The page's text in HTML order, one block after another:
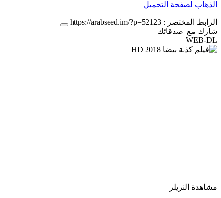
الذهاب لصفحة التحميل
الرابط المختصر : https://arabseed.im/?p=52123
شارك مع اصدقائك
WEB-DL
مشاهدة التريلر